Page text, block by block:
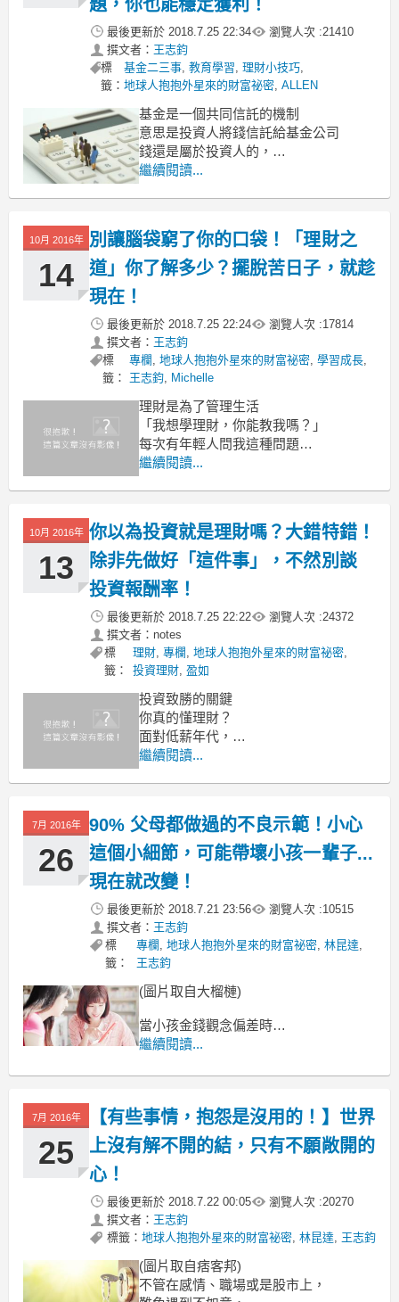
題，你也能穩定獲利！
最後更新於 2018.7.25 22:34 瀏覽人次 :21410
撰文者： 王志鈞
標
籤：
基金二三事,教育學習,理財小技巧,
地球人抱抱外星來的財富祕密,ALLEN
基金是一個共同信託的機制
意思是投資人將錢信託給基金公司
錢還是屬於投資人的，
但由基金管理人進行代客操作。
可以把風險分散、降低，為投資人創造
更好的績效，
繼續閱讀...
10月 2016年
14
別讓腦袋窮了你的口袋！「理財之
道」你了解多少？擺脫苦日子，就趁
現在！
最後更新於 2018.7.25 22:24 瀏覽人次 :17814
撰文者： 王志鈞
標
籤：
專欄 , 地球人抱抱外星來的財富祕密, 學習成長,
王志鈞, Michelle
理財是為了管理生活
「我想學理財，你能教我嗎？」
每次有年輕人問我這種問題
我都會反問：
繼續閱讀...
10月 2016年
13
你以為投資就是理財嗎？大錯特錯！
除非先做好「這件事」，不然別談
投資報酬率！
最後更新於 2018.7.25 22:22 瀏覽人次 :24372
撰文者：notes
標
籤：
理財, 專欄 , 地球人抱抱外星來的財富祕密,
投資理財, 盈如
投資致勝的關鍵
你真的懂理財？
面對低薪年代，
不少年輕人期待透過積極投資
繼續閱讀...
7月 2016年
26
90% 父母都做過的不良示範！小心
這個小細節，可能帶壞小孩一輩子...
現在就改變！
最後更新於 2018.7.21 23:56 瀏覽人次 :10515
撰文者： 王志鈞
標
籤：
專欄 ,地球人抱抱外星來的財富祕密,林昆達,
王志鈞
(圖片取自大榴槤)
當小孩金錢觀念偏差時，
你是不是常這樣想，
一定都是別人帶壞他的，
繼續閱讀...
7月 2016年
25
【有些事情，抱怨是沒用的！】世界
上沒有解不開的結，只有不願敞開的
心！
最後更新於 2018.7.22 00:05 瀏覽人次 :20270
撰文者： 王志鈞
標籤： 地球人抱抱外星來的財富祕密, 林昆達, 王志鈞
(圖片取自痞客邦)
不管在感情、職場或是股市上，